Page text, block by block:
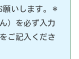
いします。＊
）を必ず入力
ご記入くださ